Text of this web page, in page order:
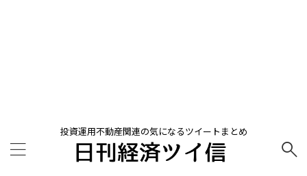
投資運用不動産関連の気になるツイートまとめ